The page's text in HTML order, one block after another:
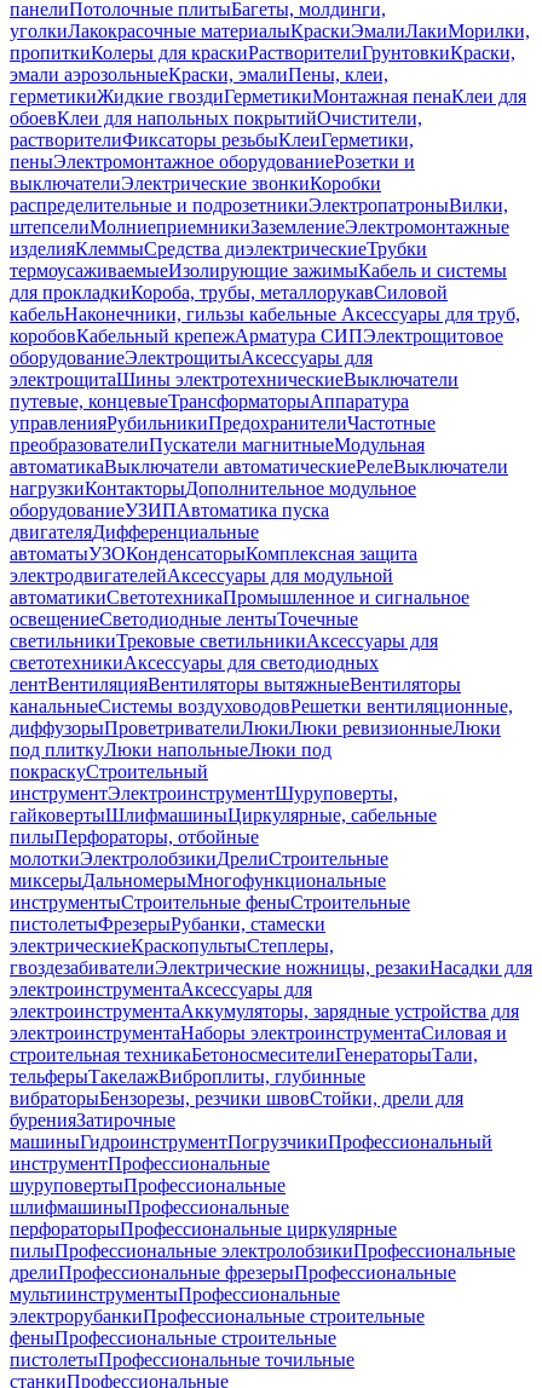
панелиПотолочные плитыБагеты, молдинги,
уголкиЛакокрасочные материалыКраскиЭмалиЛакиМорилки,
пропиткиКолеры для краскиРастворителиГрунтовкиКраски,
эмали аэрозольныеКраски, эмалиПены, клеи,
герметикиЖидкие гвоздиГерметикиМонтажная пенаКлеи для
обоевКлеи для напольных покрытийОчистители,
растворителиФиксаторы резьбыКлеиГерметики,
пеныЭлектромонтажное оборудованиеРозетки и
выключателиЭлектрические звонкиКоробки
распределительные и подрозетникиЭлектропатроныВилки,
штепселиМолниеприемникиЗаземлениеЭлектромонтажные
изделияКлеммыСредства диэлектрическиеТрубки
термоусаживаемыеИзолирующие зажимыКабель и системы
для прокладкиКороба, трубы, металлорукавСиловой
кабельНаконечники, гильзы кабельные Аксессуары для труб,
коробовКабельный крепежАрматура СИПЭлектрощитовое
оборудованиеЭлектрощитыАксессуары для
электрощитаШины электротехническиеВыключатели
путевые, концевыеТрансформаторыАппаратура
управленияРубильникиПредохранителиЧастотные
преобразователиПускатели магнитныеМодульная
автоматикаВыключатели автоматическиеРелеВыключатели
нагрузкиКонтакторыДополнительное модульное
оборудованиеУЗИПАвтоматика пуска
двигателяДифференциальные
автоматыУЗОКонденсаторыКомплексная защита
электродвигателейАксессуары для модульной
автоматикиСветотехникаПромышленное и сигнальное
освещениеСветодиодные лентыТочечные
светильникиТрековые светильникиАксессуары для
светотехникиАксессуары для светодиодных
лентВентиляцияВентиляторы вытяжныеВентиляторы
канальныеСистемы воздуховодовРешетки вентиляционные,
диффузорыПроветривателиЛюкиЛюки ревизионныеЛюки
под плиткуЛюки напольныеЛюки под
покраскуСтроительный
инструментЭлектроинструментШуруповерты,
гайковертыШлифмашиныЦиркулярные, сабельные
пилыПерфораторы, отбойные
молоткиЭлектролобзикиДрелиСтроительные
миксерыДальномерыМногофункциональные
инструментыСтроительные феныСтроительные
пистолетыФрезерыРубанки, стамески
электрическиеКраскопультыСтеплеры,
гвоздезабивателиЭлектрические ножницы, резакиНасадки для
электроинструментаАксессуары для
электроинструментаАккумуляторы, зарядные устройства для
электроинструментаНаборы электроинструментаСиловая и
строительная техникаБетоносмесителиГенераторыТали,
тельферыТакелажВиброплиты, глубинные
вибраторыБензорезы, резчики швовСтойки, дрели для
буренияЗатирочные
машиныГидроинструментПогрузчикиПрофессиональный
инструментПрофессиональные
шуруповертыПрофессиональные
шлифмашиныПрофессиональные
перфораторыПрофессиональные циркулярные
пилыПрофессиональные электролобзикиПрофессиональные
дрелиПрофессиональные фрезерыПрофессиональные
мультиинструментыПрофессиональные
электрорубанкиПрофессиональные строительные
феныПрофессиональные строительные
пистолетыПрофессиональные точильные
станкиПрофессиональные